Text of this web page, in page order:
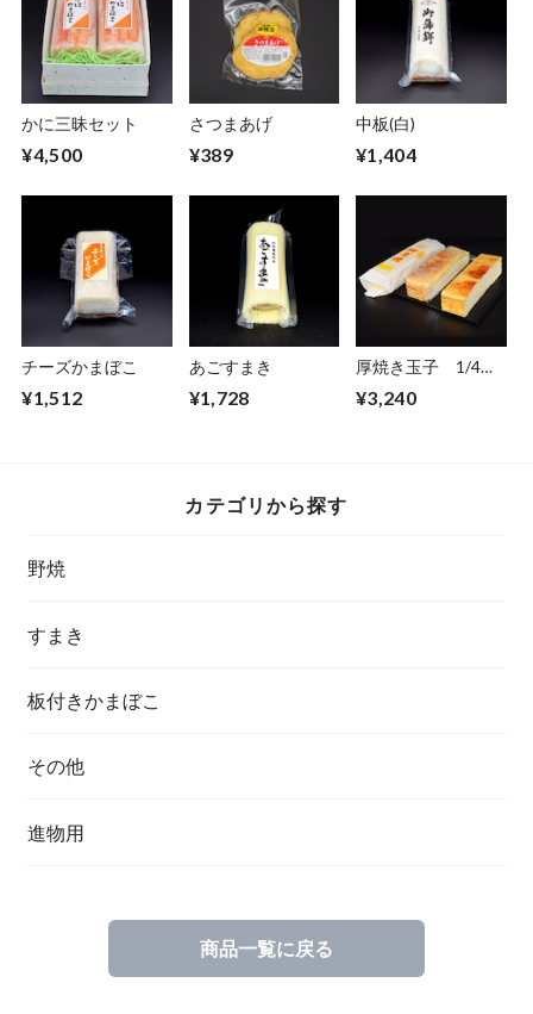
かに三昧セット
¥4,500
さつまあげ
¥389
中板(白)
¥1,404
チーズかまぼこ
¥1,512
あごすまき
¥1,728
厚焼き玉子 1/4切
¥3,240
カテゴリから探す
野焼
すまき
板付きかまぼこ
その他
進物用
商品一覧に戻る